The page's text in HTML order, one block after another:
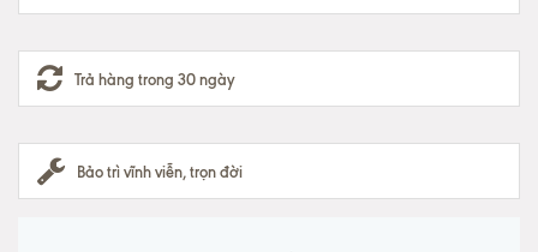
Trả hàng trong 30 ngày
Bảo trì vĩnh viễn, trọn đời